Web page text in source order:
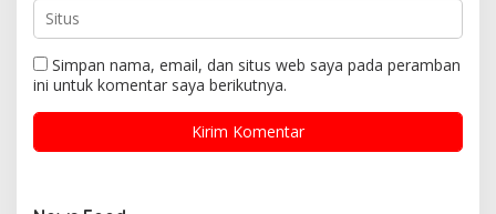
Simpan nama, email, dan situs web saya pada peramban
ini untuk komentar saya berikutnya.